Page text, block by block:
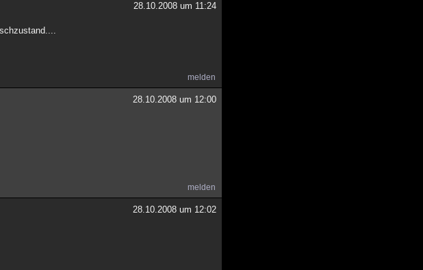
28.10.2008 um 11:24
melden
28.10.2008 um 12:00
melden
28.10.2008 um 12:02